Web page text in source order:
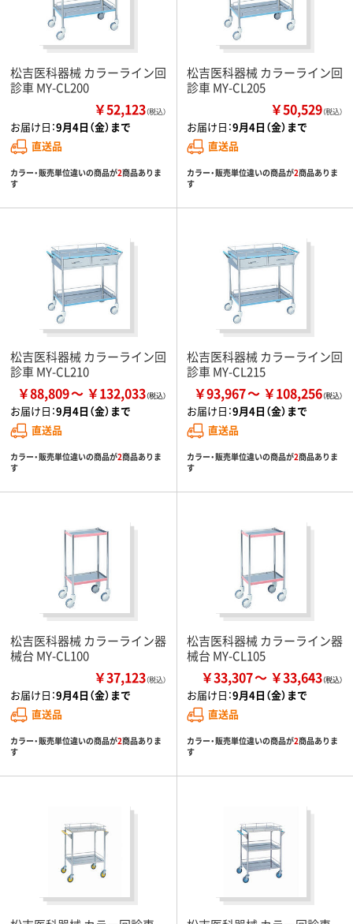
松吉医科器械 カラーライン回
診車 MY-CL200
￥52,123（税込）
お届け日：9月4日（金）まで
直送品
カラー・販売単位違いの商品が2商品ありま
す
松吉医科器械 カラーライン回
診車 MY-CL205
￥50,529（税込）
お届け日：9月4日（金）まで
直送品
カラー・販売単位違いの商品が2商品ありま
す
松吉医科器械 カラーライン回
診車 MY-CL210
￥88,809 ￥132,033
お届け日：9月4日（金）まで
直送品
カラー・販売単位違いの商品が2商品ありま
す
松吉医科器械 カラーライン回
診車 MY-CL215
￥93,967 ￥108,256
お届け日：9月4日（金）まで
直送品
カラー・販売単位違いの商品が2商品ありま
す
松吉医科器械 カラーライン器
械台 MY-CL100
￥37,123（税込）
お届け日：9月4日（金）まで
直送品
カラー・販売単位違いの商品が2商品ありま
す
松吉医科器械 カラーライン器
械台 MY-CL105
￥33,307 ￥33,643
お届け日：9月4日（金）まで
直送品
カラー・販売単位違いの商品が2商品ありま
す